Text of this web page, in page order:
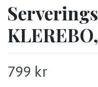
799 kr